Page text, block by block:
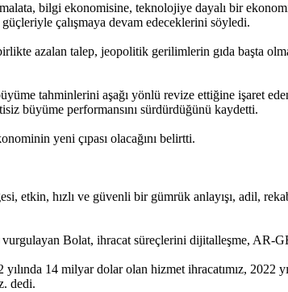
bilgi ekonomisine, teknolojiye dayalı bir
çalışmaya devam edeceklerini söyledi.
azalan talep, jeopolitik gerilimlerin gıda başta
tahminlerini aşağı yönlü revize ettiğine işaret
büyüme performansını sürdürdüğünü kaydetti.
yeni çıpası olacağını belirtti.
etkin, hızlı ve güvenli bir gümrük anlayışı, adil,
Bolat, ihracat süreçlerini dijitalleşme,
14 milyar dolar olan hizmet ihracatımız, 2022
dedi.